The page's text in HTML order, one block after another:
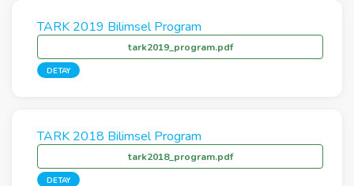
TARK 2019 Bilimsel Program
tark2019_program.pdf
DETAY
TARK 2018 Bilimsel Program
tark2018_program.pdf
DETAY